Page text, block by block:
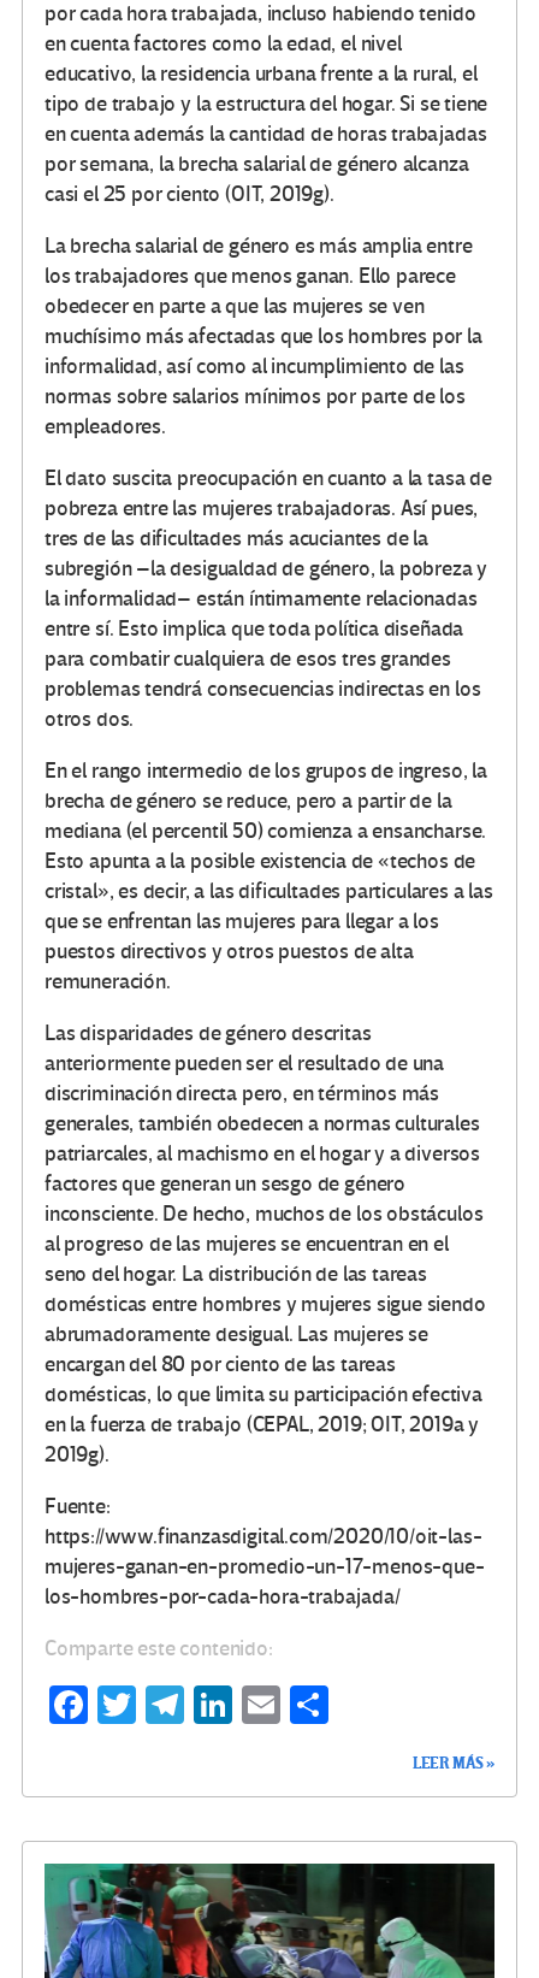
por cada hora trabajada, incluso habiendo tenido
en cuenta factores como la edad, el nivel
educativo, la residencia urbana frente a la rural, el
tipo de trabajo y la estructura del hogar. Si se tiene
en cuenta además la cantidad de horas trabajadas
por semana, la brecha salarial de género alcanza
casi el 25 por ciento (OIT, 2019g).
La brecha salarial de género es más amplia entre
los trabajadores que menos ganan. Ello parece
obedecer en parte a que las mujeres se ven
muchísimo más afectadas que los hombres por la
informalidad, así como al incumplimiento de las
normas sobre salarios mínimos por parte de los
empleadores.
El dato suscita preocupación en cuanto a la tasa de
pobreza entre las mujeres trabajadoras. Así pues,
tres de las dificultades más acuciantes de la
subregión –la desigualdad de género, la pobreza y
la informalidad– están íntimamente relacionadas
entre sí. Esto implica que toda política diseñada
para combatir cualquiera de esos tres grandes
problemas tendrá consecuencias indirectas en los
otros dos.
En el rango intermedio de los grupos de ingreso, la
brecha de género se reduce, pero a partir de la
mediana (el percentil 50) comienza a ensancharse.
Esto apunta a la posible existencia de «techos de
cristal», es decir, a las dificultades particulares a las
que se enfrentan las mujeres para llegar a los
puestos directivos y otros puestos de alta
remuneración.
Las disparidades de género descritas
anteriormente pueden ser el resultado de una
discriminación directa pero, en términos más
generales, también obedecen a normas culturales
patriarcales, al machismo en el hogar y a diversos
factores que generan un sesgo de género
inconsciente. De hecho, muchos de los obstáculos
al progreso de las mujeres se encuentran en el
seno del hogar. La distribución de las tareas
domésticas entre hombres y mujeres sigue siendo
abrumadoramente desigual. Las mujeres se
encargan del 80 por ciento de las tareas
domésticas, lo que limita su participación efectiva
en la fuerza de trabajo (CEPAL, 2019; OIT, 2019a y
2019g).
Fuente:
https://www.finanzasdigital.com/2020/10/oit-las-
mujeres-ganan-en-promedio-un-17-menos-que-
los-hombres-por-cada-hora-trabajada/
Comparte este contenido:
Fa
o
k
T
Te
m
Li
n
E
ar
tir
LEER MÁS »